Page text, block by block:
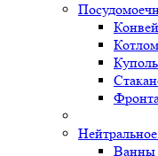
Ванны